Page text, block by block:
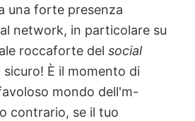
una forte presenza
network, in particolare su
roccaforte del social
sicuro! È il momento di
mondo dell'm-
contrario, se il tuo